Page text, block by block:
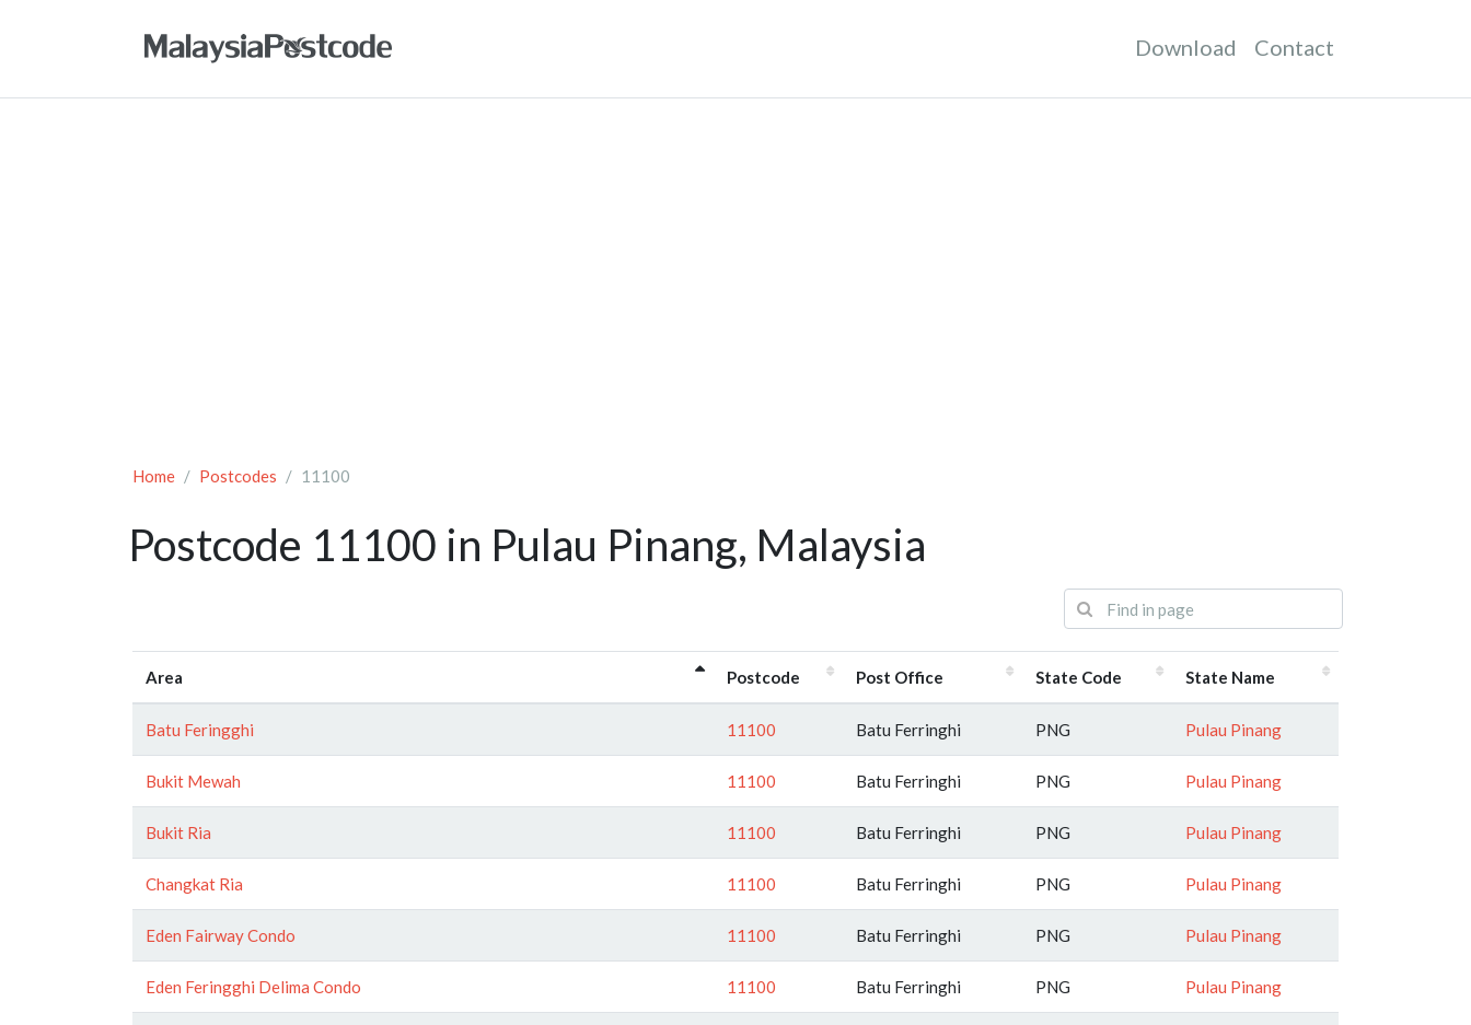
Download Contact
Home Postcodes 11100
Postcode 11100 in Pulau Pinang, Malaysia
Area Postcode Post Office State Code State Name
Batu Feringghi 11100 Batu Ferringhi PNG Pulau Pinang
Bukit Mewah 11100 Batu Ferringhi PNG Pulau Pinang
Bukit Ria 11100 Batu Ferringhi PNG Pulau Pinang
Changkat Ria 11100 Batu Ferringhi PNG Pulau Pinang
Eden Fairway Condo 11100 Batu Ferringhi PNG Pulau Pinang
Eden Feringghi Delima Condo 11100 Batu Ferringhi PNG Pulau Pinang